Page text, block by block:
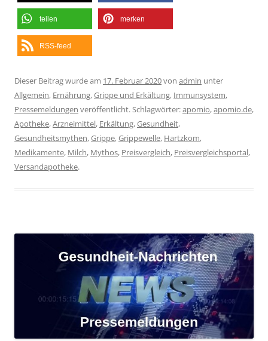
teilen merken
RSS-feed
Dieser Beitrag wurde am 17. Februar 2020von admin unter
Allgemein, Ernährung,Grippe und Erkältung, Immunsystem,
Pressemeldungen veröffentlicht. Schlagwörter:apomio,apomio.de,
Apotheke,Arzneimittel, Erkältung,Gesundheit,
Gesundheitsmythen,Grippe,Grippewelle, Hartzkom,
Medikamente, Milch, Mythos, Preisvergleich, Preisvergleichsportal,
Versandapotheke.